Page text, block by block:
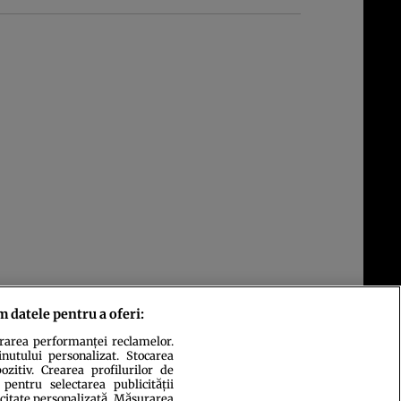
datele pentru a oferi:
performanței reclamelor.
personalizat. Stocarea
Crearea profilurilor de
selectarea publicității
personalizată. Măsurarea